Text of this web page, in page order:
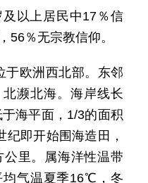
以上居民中17％信
56％无宗教信仰。
于欧洲西北部。东邻
濒北海。海岸线长
海平面，1/3的面积
即开始围海造田，
里。属海洋性温带
均气温夏季16℃，冬